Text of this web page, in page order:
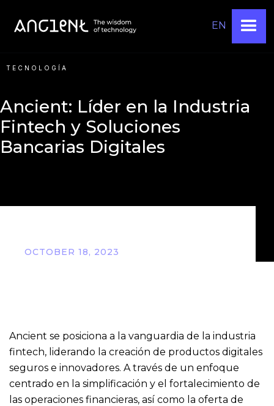
EN
TECNOLOGÍA
Ancient: Líder en la Industria
Fintech y Soluciones
Bancarias Digitales
OCTOBER 18, 2023
Ancient se posiciona a la vanguardia de la industria
fintech, liderando la creación de productos digitales
seguros e innovadores. A través de un enfoque
centrado en la simplificación y el fortalecimiento de
las operaciones financieras, así como la oferta de